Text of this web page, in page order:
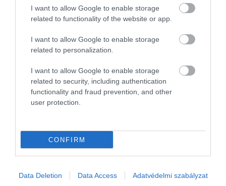
I want to allow Google to enable storage
related to functionality of the website or app.
I want to allow Google to enable storage
related to personalization.
I want to allow Google to enable storage
related to security, including authentication
functionality and fraud prevention, and other
user protection.
CONFIRM
Data Deletion Data Access Adatvédelmi szabályzat
MUNKA
jólétéhez 2024-ben
A vállalati siker szempontjából a dolgozók jóléte nem csupán egy
elégedett munkaerő ugyanis nemcsak produktívabb és